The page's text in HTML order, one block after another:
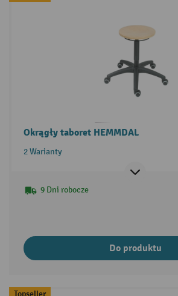
Okrągły taboret HEMMDAL
2 Warianty
9 Dni robocze
Do produktu
Topseller